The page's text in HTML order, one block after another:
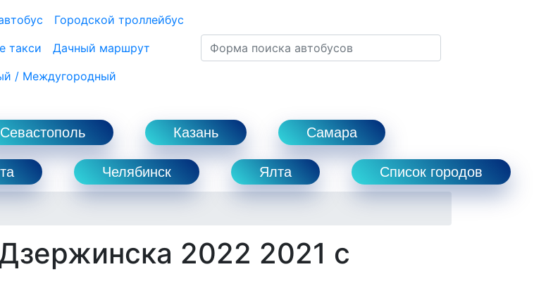
Городской троллейбус
такси
Дачный маршрут
/ Междугородный
Севастополь Казань Самара
Челябинск Ялта Список городов
2022 2021 с